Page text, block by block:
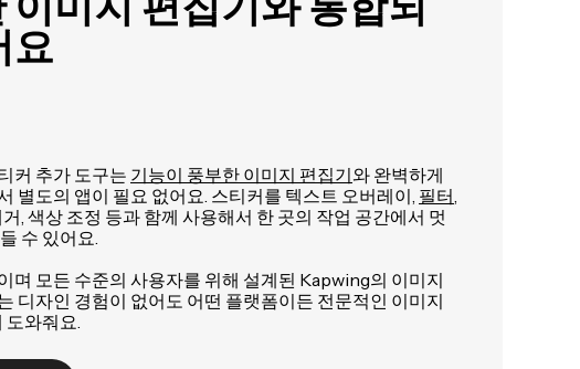
요
커 추가 도구는 기능이 풍부한 이미지 편집기와 완벽하게
별도의 앱이 필요 없어요. 스티커를 텍스트 오버레이, 필터
, 색상 조정 등과 함께 사용해서 한 곳의 작업 공간에서 멋
수 있어요.
며 모든 수준의 사용자를 위해 설계된 Kapwing의 이미지
디자인 경험이 없어도 어떤 플랫폼이든 전문적인 이미지
와줘요.